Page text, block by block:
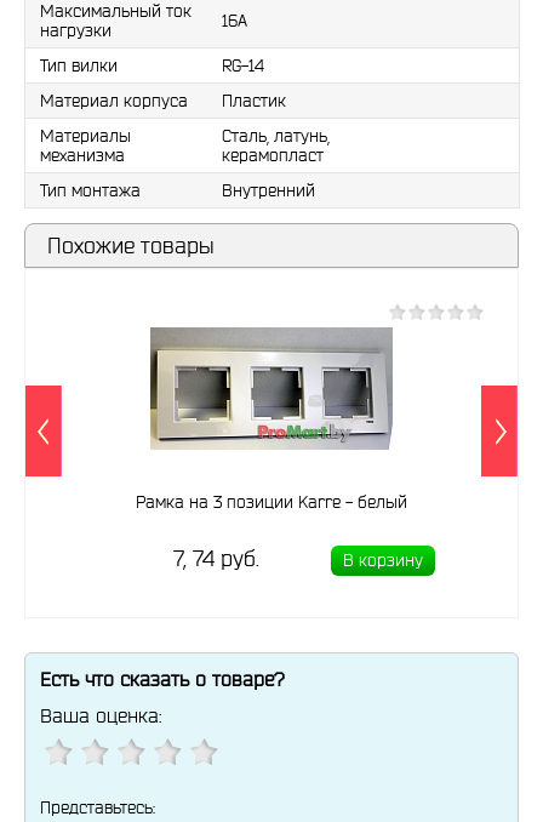
Максимальный ток
нагрузки
16А
Тип вилки
RG-14
Материал корпуса
Пластик
Материалы
механизма
Сталь, латунь,
керамопласт
Тип монтажа
Внутренний
Похожие товары
Рамка на 3 позиции Karre - белый
7, 74 руб. В корзину
Есть что сказать о товаре?
Ваша оценка:
Представьтесь: